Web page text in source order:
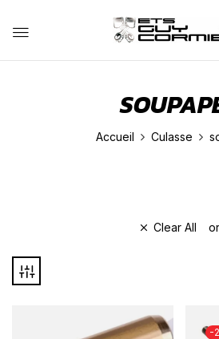
Accueil Culasse
Clear All
-